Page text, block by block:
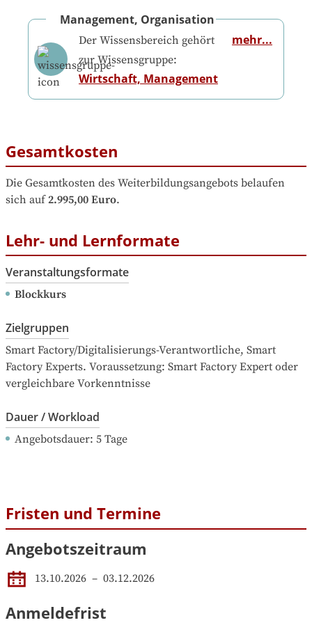
Management, Organisation
Der Wissensbereich gehört
zur Wissensgruppe:
Wirtschaft, Management
mehr...
Gesamtkosten
Die Gesamtkosten des Weiterbildungsangebots belaufen
sich auf 2.995,00 Euro.
Lehr- und Lernformate
Veranstaltungsformate
Blockkurs
Zielgruppen
Smart Factory/Digitalisierungs-Verantwortliche, Smart
Factory Experts. Voraussetzung: Smart Factory Expert oder
vergleichbare Vorkenntnisse
Dauer / Workload
Angebotsdauer: 5 Tage
Fristen und Termine
Angebotszeitraum
13.10.2026 – 03.12.2026
Anmeldefrist